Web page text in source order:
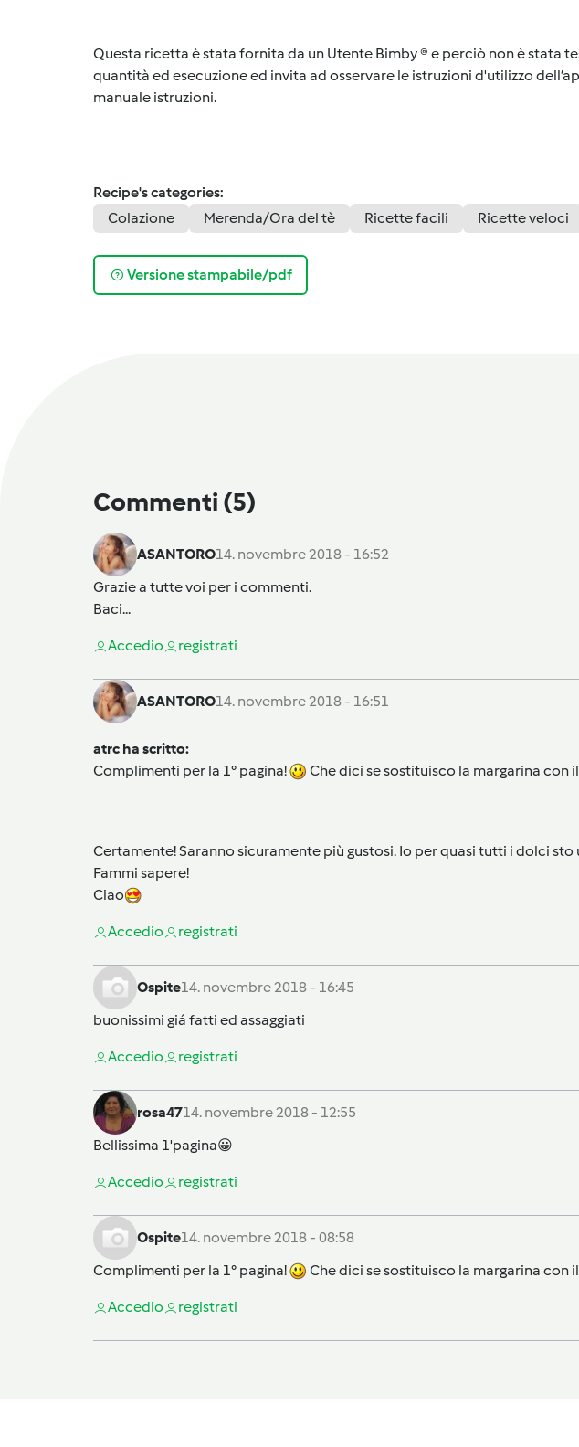
Questa ricetta è stata fornita da un Utente Bimby ® e perciò non è stata
quantità ed esecuzione ed invita ad osservare le istruzioni d'utilizzo
manuale istruzioni.
Recipe's categories:
Colazione
Merenda/Ora del tè Ricette facili Ricette veloci
Versione stampabile/pdf
Commenti (5)
ASANTORO14. novembre 2018 - 16:52
Grazie a tutte voi per i commenti.
Baci...
Accedio registrati
ASANTORO14. novembre 2018 - 16:51
atrc ha scritto:
Complimenti per la 1° pagina!
Che dici se sostituisco la margarina con
Certamente! Saranno sicuramente più gustosi. Io per quasi tutti i dolci
Fammi sapere!
Ciao
Accedio registrati
Ospite14. novembre 2018 - 16:45
buonissimi giá fatti ed assaggiati
Accedio registrati
rosa4714. novembre 2018 - 12:55
Bellissima 1'pagina😀
Accedio registrati
Ospite14. novembre 2018 - 08:58
Complimenti per la 1° pagina!
Che dici se sostituisco la margarina con
Accedio registrati